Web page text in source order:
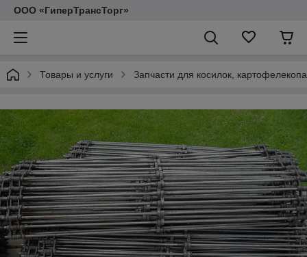
ООО «ГиперТрансТорг»
Товары и услуги Запчасти для косилок,